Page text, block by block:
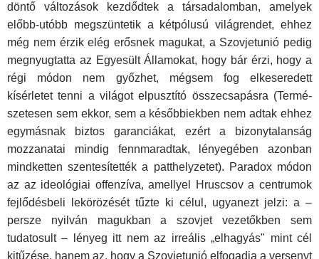
döntő változások kezdődtek a társadalomban, amelyek
előbb-utóbb megszüntetik a kétpólusú világrendet, ehhez
még nem érzik elég erősnek magukat, a Szovjetunió pedig
megnyugtatta az Egyesült Álla­mokat, hogy bár érzi, hogy a
régi módon nem győzhet, mégsem fog el­keseredett
kísérletet tenni a világot elpusztító összecsapásra (Termé­
szetesen sem ekkor, sem a későbbiekben nem adtak ehhez
egymásnak biztos garanciákat, ezért a bizonytalanság
mozzanatai mindig fennma­radtak, lényegében azonban
mindketten szentesítették a patthelyzetet). Paradox módon
az az ideológiai offenzíva, amellyel Hruscsov a centru­mok
fejlődésbeli lekörözését tűzte ki célul, ugyanezt jelzi: a –
persze nyilván magukban a szovjet vezetőkben sem
tudatosult – lényeg itt nem az irreális „elhagyás" mint cél
kitűzése, hanem az, hogy a Szovjetunió elfogadja a versenyt